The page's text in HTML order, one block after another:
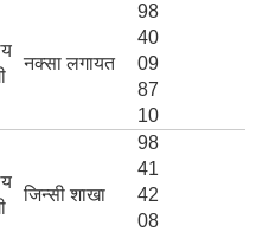
नक्सा लगायत
98
40
09
87
10
जिन्सी शाखा
98
41
42
08